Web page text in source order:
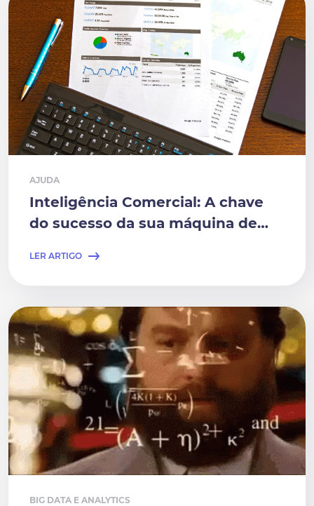
AJUDA
Inteligência Comercial: A chave
do sucesso da sua máquina de…
LER ARTIGO
BIG DATA E ANALYTICS